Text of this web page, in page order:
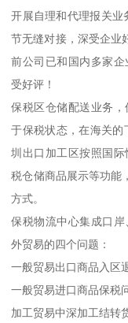
开展自理和代理报关业
节无缝对接，深受企业
前公司已和国内多家
受好评！
保税区仓储配送业务
于保税状态，在海关
圳出口加工区按照国
税仓储商品展示等功能
方式。
保税物流中心集成口
外贸易的四个问题：
一般贸易出口商品入区
一般贸易进口商品保税
加工贸易中深加工结转